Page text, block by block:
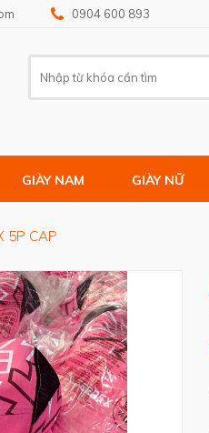
0904 600 893
GIÀY NAM GIÀY NỮ
5P CAP